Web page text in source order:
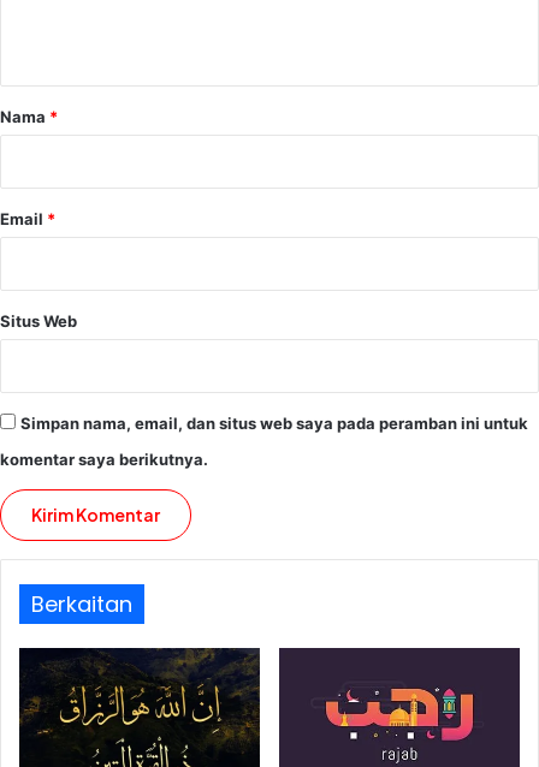
r
Nama *
Email *
Situs Web
Simpan nama, email, dan situs web saya pada peramban ini untuk
komentar saya berikutnya.
Berkaitan